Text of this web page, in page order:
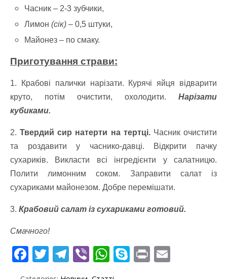
Часник – 2-3 зубчики,
Лимон(сік) – 0,5 штуки,
Майонез – по смаку.
Приготування страви:
1. Крабові палички нарізати. Курячі яйця відварити
круто, потім очистити, охолодити. Нарізати
кубиками.
2.Твердий сир натерти на тертці.Часник очистити
та роздавити у часнико-давці. Відкрити пачку
сухариків. Викласти всі інгредієнти у салатницю.
Полити лимонним соком. Заправити салат із
сухариками майонезом. Добре перемішати.
3. Крабовий салат із сухариками готовий.
Смачного!
F T T Vi W S Pr